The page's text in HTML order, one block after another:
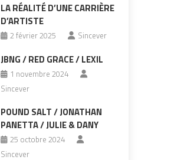
LA RÉALITÉ D’UNE CARRIÈRE
D’ARTISTE
2 février 2025 Sincever
JBNG / RED GRACE / LEXIL
1 novembre 2024
Sincever
POUND SALT / JONATHAN
PANETTA / JULIE & DANY
25 octobre 2024
Sincever